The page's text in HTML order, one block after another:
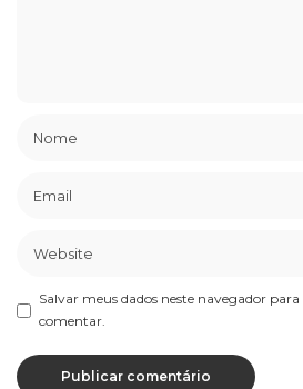
Salvar meus dados neste navegador
comentar.